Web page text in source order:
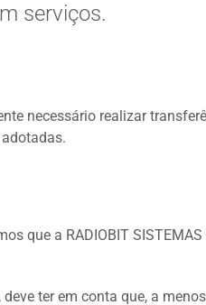
serviços.
necessário realizar
que a RADIOBIT
ter em conta que, a